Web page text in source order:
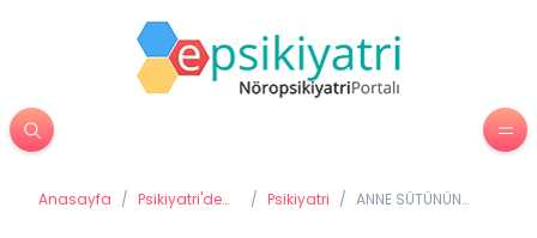
Anasayfa / Psikiyatri'de
/ Psikiyatri / ANNE SÜTÜNÜN